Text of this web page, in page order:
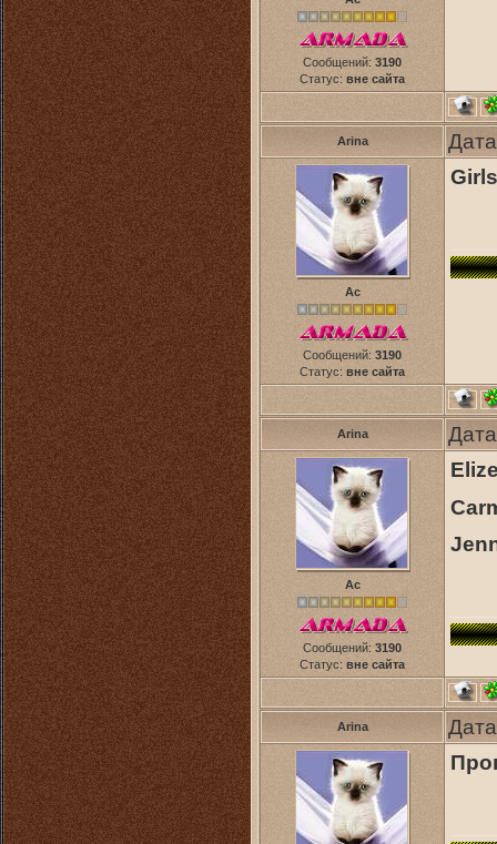
Сообщений: 3190
Статус: вне сайта
Arina
Ас
Сообщений: 3190
Статус: вне сайта
Arina
Ас
Сообщений: 3190
Статус: вне сайта
Arina